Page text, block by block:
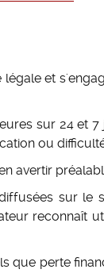
et
sur 24 et
ou
avertir
sur le
reconnaît
que perte